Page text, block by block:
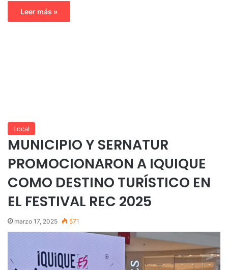
Leer más »
Local
MUNICIPIO Y SERNATUR
PROMOCIONARON A IQUIQUE
COMO DESTINO TURÍSTICO EN
EL FESTIVAL REC 2025
marzo 17, 2025 571